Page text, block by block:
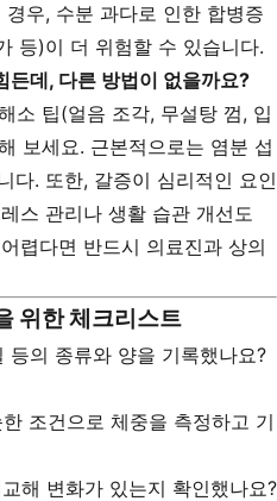
우, 수분 과다로 인한 합병증
등)이 더 위험할 수 있습니다.
든데, 다른 방법이 없을까요?
소 팁(얼음 조각, 무설탕 껌, 입
보세요. 근본적으로는 염분 섭
다. 또한, 갈증이 심리적인 요인
스 관리나 생활 습관 개선도
렵다면 반드시 의료진과 상의
위한 체크리스트
의 종류와 양을 기록했나요?
조건으로 체중을 측정하고 기
해 변화가 있는지 확인했나요?